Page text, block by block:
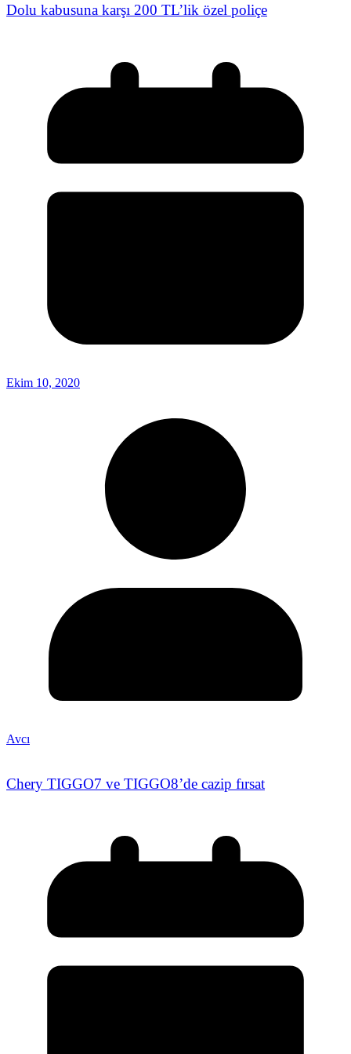
Dolu kabusuna karşı 200 TL’lik özel poliçe
Ekim 10, 2020
Avcı
Chery TIGGO7 ve TIGGO8’de cazip fırsat